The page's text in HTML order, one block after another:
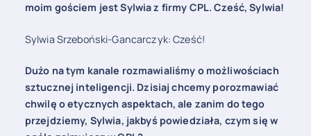
moim gościem jest Sylwia z firmy CPL. Cześć, Sylwia!
Sylwia Srzeboński-Gancarczyk: Cześć!
Dużo na tym kanale rozmawialiśmy o możliwościach
sztucznej inteligencji. Dzisiaj chcemy porozmawiać
chwilę o etycznych aspektach, ale zanim do tego
przejdziemy, Sylwia, jakbyś powiedziała, czym się w